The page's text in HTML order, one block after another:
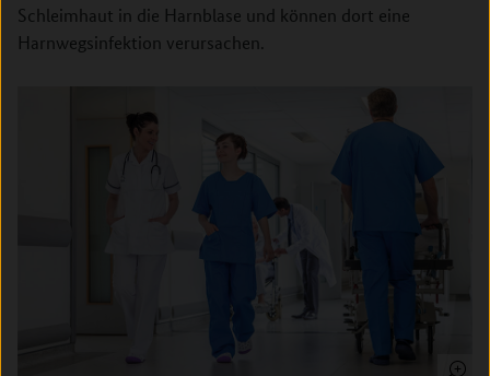
Schleimhaut in die Harnblase und können dort eine
Harnwegsinfektion verursachen.